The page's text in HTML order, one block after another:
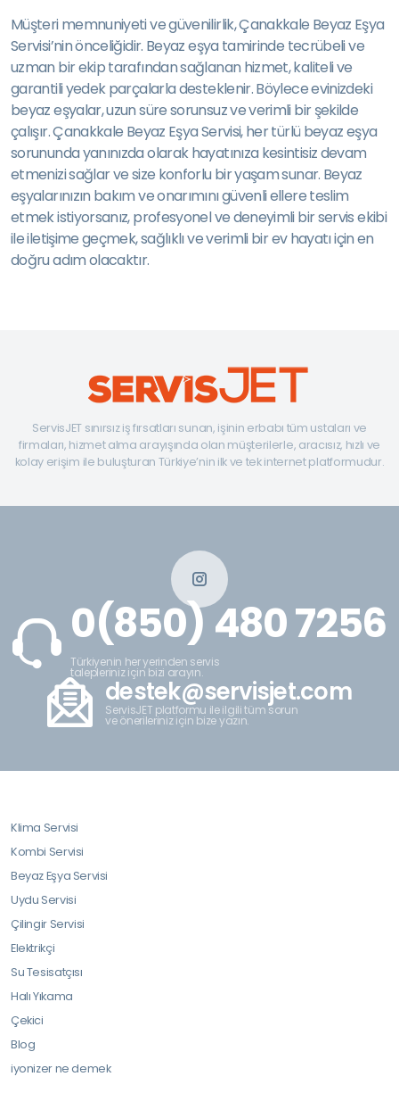
Müşteri memnuniyeti ve güvenilirlik, Çanakkale Beyaz Eşya
Servisi’nin önceliğidir. Beyaz eşya tamirinde tecrübeli ve
uzman bir ekip tarafından sağlanan hizmet, kaliteli ve
garantili yedek parçalarla desteklenir. Böylece evinizdeki
beyaz eşyalar, uzun süre sorunsuz ve verimli bir şekilde
çalışır. Çanakkale Beyaz Eşya Servisi, her türlü beyaz eşya
sorununda yanınızda olarak hayatınıza kesintisiz devam
etmenizi sağlar ve size konforlu bir yaşam sunar. Beyaz
eşyalarınızın bakım ve onarımını güvenli ellere teslim
etmek istiyorsanız, profesyonel ve deneyimli bir servis ekibi
ile iletişime geçmek, sağlıklı ve verimli bir ev hayatı için en
doğru adım olacaktır.
ServisJET sınırsız iş fırsatları sunan, işinin erbabı tüm ustaları ve
firmaları, hizmet alma arayışında olan müşterilerle, aracısız, hızlı ve
kolay erişim ile buluşturan Türkiye’nin ilk ve tek internet platformudur.
0(850) 480 7256
Türkiyenin her yerinden servis
talepleriniz için bizi arayın.
destek@servisjet.com
ServisJET platformu ile ilgili tüm sorun
ve önerileriniz için bize yazın.
Klima Servisi
Kombi Servisi
Beyaz Eşya Servisi
Uydu Servisi
Çilingir Servisi
Elektrikçi
Su Tesisatçısı
Halı Yıkama
Çekici
Blog
iyonizer ne demek